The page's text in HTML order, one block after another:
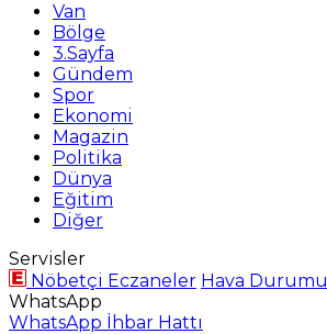
Van
Bölge
3.Sayfa
Gündem
Spor
Ekonomi
Magazin
Politika
Dünya
Eğitim
Diğer
Servisler
Nöbetçi Eczaneler Hava Durumu
WhatsApp
WhatsApp İhbar Hattı